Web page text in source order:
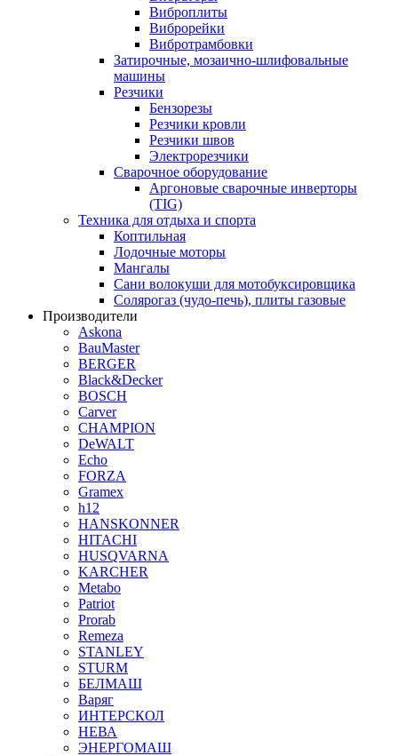
Виброплиты
Виброрейки
Вибротрамбовки
Затирочные, мозаично-шлифовальные
машины
Резчики
Бензорезы
Резчики кровли
Резчики швов
Электрорезчики
Сварочное оборудование
Аргоновые сварочные инверторы
(TIG)
Техника для отдыха и спорта
Коптильная
Лодочные моторы
Мангалы
Сани волокуши для мотобуксировщика
Солярогаз (чудо-печь), плиты газовые
Производители
Askona
BauMaster
BERGER
Black&Decker
BOSCH
Carver
CHAMPION
DeWALT
Echo
FORZA
Gramex
h12
HANSKONNER
HITACHI
HUSQVARNA
KARCHER
Metabo
Patriot
Prorab
Remeza
STANLEY
STURM
БЕЛМАШ
Варяг
ИНТЕРСКОЛ
НЕВА
ЭНЕРГОМАШ